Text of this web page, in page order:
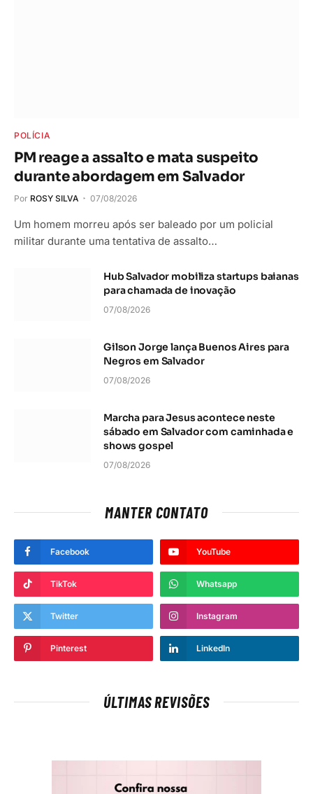
POLÍCIA
PM reage a assalto e mata suspeito
durante abordagem em Salvador
Por ROSY SILVA 07/08/2026
Um homem morreu após ser baleado por um policial
militar durante uma tentativa de assalto…
Hub Salvador mobiliza startups baianas
para chamada de inovação
07/08/2026
Gilson Jorge lança Buenos Aires para
Negros em Salvador
07/08/2026
Marcha para Jesus acontece neste
sábado em Salvador com caminhada e
shows gospel
07/08/2026
MANTER CONTATO
Facebook YouTube
TikTok Whatsapp
Twitter Instagram
Pinterest LinkedIn
ÚLTIMAS REVISÕES